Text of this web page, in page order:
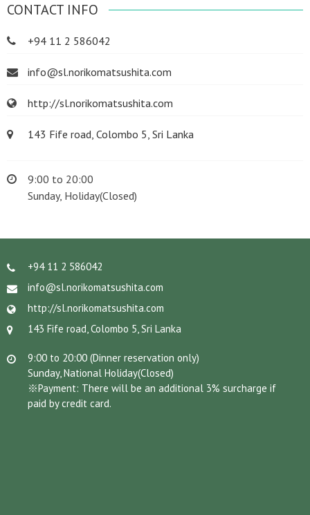
CONTACT INFO
+94 11 2 586042
info@sl.norikomatsushita.com
http://sl.norikomatsushita.com
143 Fife road, Colombo 5, Sri Lanka
9:00 to 20:00
Sunday, Holiday(Closed)
+94 11 2 586042
info@sl.norikomatsushita.com
http://sl.norikomatsushita.com
143 Fife road, Colombo 5, Sri Lanka
9:00 to 20:00 (Dinner reservation only)
Sunday, National Holiday(Closed)
※Payment: There will be an additional 3% surcharge if
paid by credit card.